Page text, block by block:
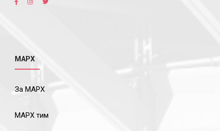
МАРХ
За МАРХ
МАРХ тим